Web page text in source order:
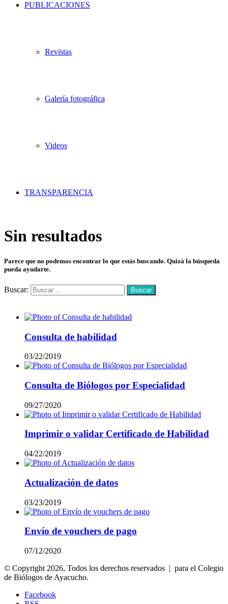
PUBLICACIONES
Revistas
Galería fotográfica
Videos
TRANSPARENCIA
Sin resultados
Parece que no podemos encontrar lo que estás buscando. Quizá la búsqueda
pueda ayudarte.
Buscar:
Consulta de habilidad
03/22/2019
Consulta de Biólogos por Especialidad
09/27/2020
Imprimir o validar Certificado de Habilidad
04/22/2019
Actualización de datos
03/23/2019
Envío de vouchers de pago
07/12/2020
© Copyright 2026, Todos los derechos reservados | para el Colegio
de Biólogos de Ayacucho.
Facebook